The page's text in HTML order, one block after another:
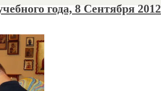
года, 8 Сентября 2012